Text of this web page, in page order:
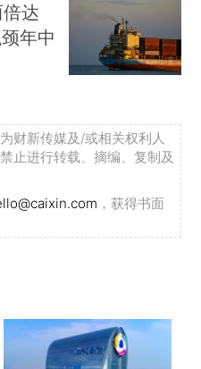
达
年中
财新传媒及/或相关权利人
止进行转载、摘编、复制及
，获得书面